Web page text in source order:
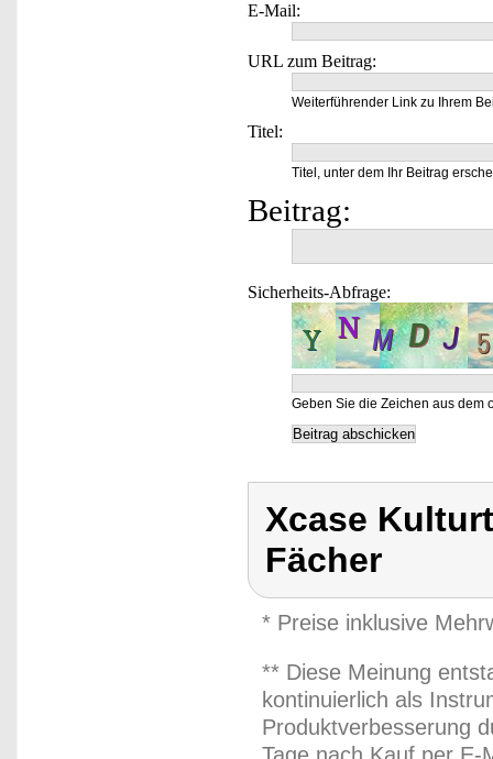
E-Mail:
URL zum Beitrag:
Weiterführender Link zu Ihrem
Titel:
Titel, unter dem Ihr Beitrag
Beitrag:
Sicherheits-Abfrage:
Geben Sie die Zeichen aus dem
Xcase
Fächer
* Preise inklusive
** Diese Meinung
kontinuierlich als
Produktverbesserung